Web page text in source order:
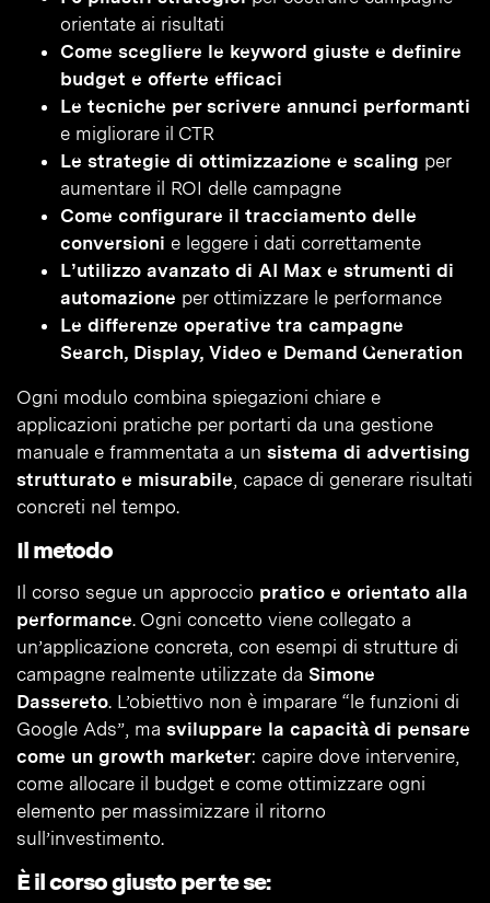
orientate ai risultati
Come scegliere le keyword giuste e definire
budget e offerte efficaci
Le tecniche per scrivere annunci performanti
e migliorare il CTR
Le strategie di ottimizzazione e scaling per
aumentare il ROI delle campagne
Come configurare il tracciamento delle
conversioni e leggere i dati correttamente
L’utilizzo avanzato di AI Max e strumenti di
automazione per ottimizzare le performance
Le differenze operative tra campagne
Search, Display, Video e Demand Generation
Ogni modulo combina spiegazioni chiare e
applicazioni pratiche per portarti da una gestione
manuale e frammentata a un sistema di advertising
strutturato e misurabile, capace di generare risultati
concreti nel tempo.
Il metodo
Il corso segue un approccio pratico e orientato alla
performance. Ogni concetto viene collegato a
un’applicazione concreta, con esempi di strutture di
campagne realmente utilizzate da Simone
Dassereto. L’obiettivo non è imparare “le funzioni di
Google Ads”, ma sviluppare la capacità di pensare
come un growth marketer: capire dove intervenire,
come allocare il budget e come ottimizzare ogni
elemento per massimizzare il ritorno
sull’investimento.
È il corso giusto per te se: